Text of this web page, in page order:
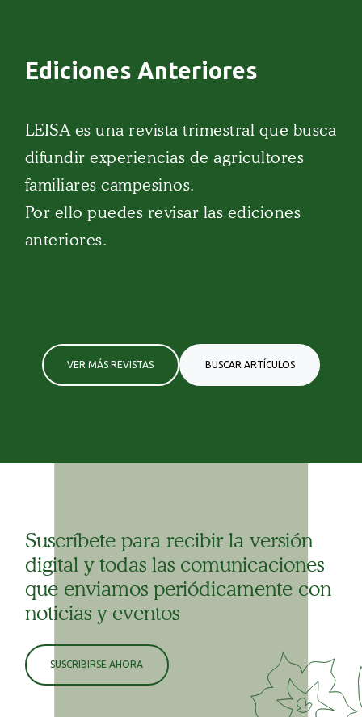
Ediciones Anteriores
LEISA es una revista trimestral que busca
difundir experiencias de agricultores
familiares campesinos.
Por ello puedes revisar las ediciones
anteriores.
VER MÁS REVISTAS BUSCAR ARTÍCULOS
Suscríbete para recibir la versión
digital y todas las comunicaciones
que enviamos periódicamente con
noticias y eventos
SUSCRIBIRSE AHORA